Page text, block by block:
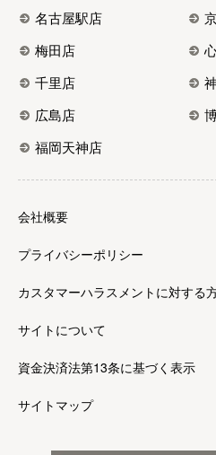
名古屋駅店
梅田店
千里店
広島店
福岡天神店
会社概要
プライバシーポリシー
カスタマーハラスメントに対する
サイトについて
資金決済法第13条に基づく表示
サイトマップ